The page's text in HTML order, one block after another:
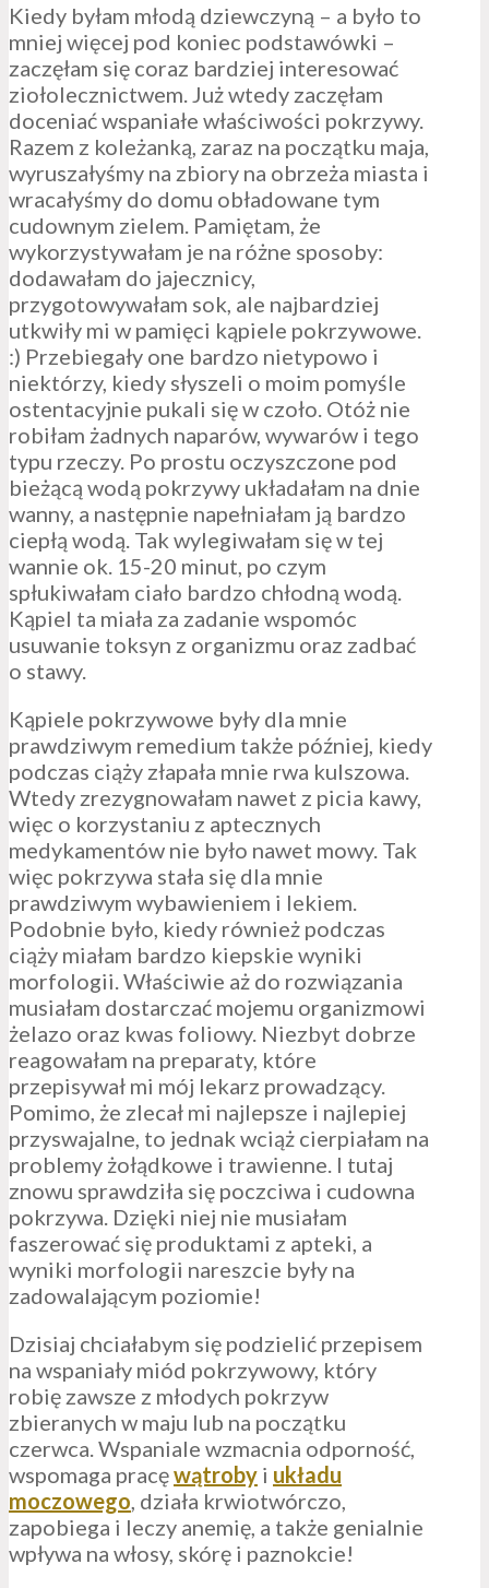
Kiedy byłam młodą dziewczyną – a było to
mniej więcej pod koniec podstawówki –
zaczęłam się coraz bardziej interesować
ziołolecznictwem. Już wtedy zaczęłam
doceniać wspaniałe właściwości pokrzywy.
Razem z koleżanką, zaraz na początku maja,
wyruszałyśmy na zbiory na obrzeża miasta i
wracałyśmy do domu obładowane tym
cudownym zielem. Pamiętam, że
wykorzystywałam je na różne sposoby:
dodawałam do jajecznicy,
przygotowywałam sok, ale najbardziej
utkwiły mi w pamięci kąpiele pokrzywowe.
:) Przebiegały one bardzo nietypowo i
niektórzy, kiedy słyszeli o moim pomyśle
ostentacyjnie pukali się w czoło. Otóż nie
robiłam żadnych naparów, wywarów i tego
typu rzeczy. Po prostu oczyszczone pod
bieżącą wodą pokrzywy układałam na dnie
wanny, a następnie napełniałam ją bardzo
ciepłą wodą. Tak wylegiwałam się w tej
wannie ok. 15-20 minut, po czym
spłukiwałam ciało bardzo chłodną wodą.
Kąpiel ta miała za zadanie wspomóc
usuwanie toksyn z organizmu oraz zadbać
o stawy.
Kąpiele pokrzywowe były dla mnie
prawdziwym remedium także później, kiedy
podczas ciąży złapała mnie rwa kulszowa.
Wtedy zrezygnowałam nawet z picia kawy,
więc o korzystaniu z aptecznych
medykamentów nie było nawet mowy. Tak
więc pokrzywa stała się dla mnie
prawdziwym wybawieniem i lekiem.
Podobnie było, kiedy również podczas
ciąży miałam bardzo kiepskie wyniki
morfologii. Właściwie aż do rozwiązania
musiałam dostarczać mojemu organizmowi
żelazo oraz kwas foliowy. Niezbyt dobrze
reagowałam na preparaty, które
przepisywał mi mój lekarz prowadzący.
Pomimo, że zlecał mi najlepsze i najlepiej
przyswajalne, to jednak wciąż cierpiałam na
problemy żołądkowe i trawienne. I tutaj
znowu sprawdziła się poczciwa i cudowna
pokrzywa. Dzięki niej nie musiałam
faszerować się produktami z apteki, a
wyniki morfologii nareszcie były na
zadowalającym poziomie!
Dzisiaj chciałabym się podzielić przepisem
na wspaniały miód pokrzywowy, który
robię zawsze z młodych pokrzyw
zbieranych w maju lub na początku
czerwca. Wspaniale wzmacnia odporność,
wspomaga pracęwątroby i układu
moczowego , działa krwiotwórczo,
zapobiega i leczy anemię, a także genialnie
wpływa na włosy, skórę i paznokcie!